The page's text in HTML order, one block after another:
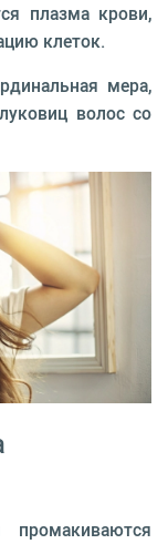
плазма крови,
клеток.
мера,
волос со